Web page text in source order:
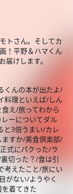
トさん。そしてカ
！平野＆ハマくん
けします。
くんの本が出たよ/
料理といえば/しん
え/旅ってわから
ーについてダル
と3倍うまい/カレ
すか/美食倶楽部/
式にパクった/ラ
切った？/食は引
考えたこと/旅にい
がない/ようやく
着てきた